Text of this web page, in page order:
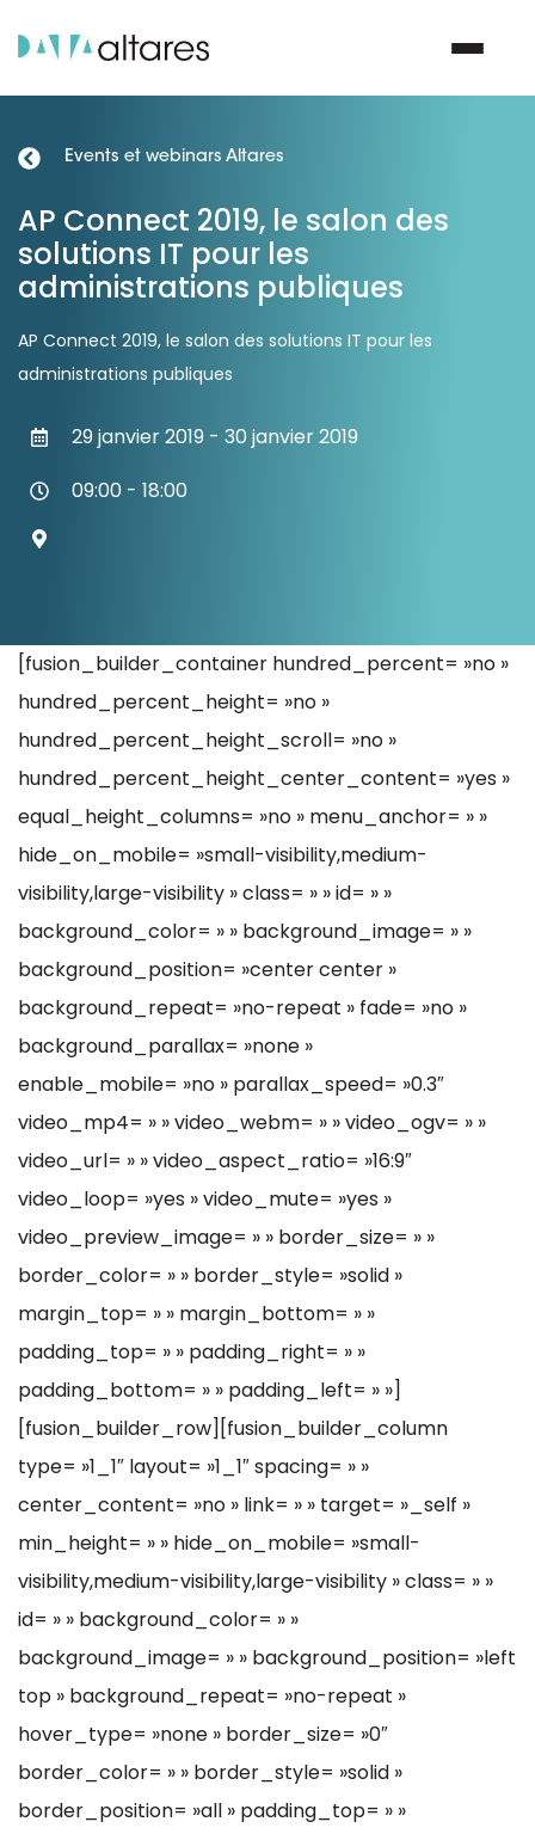
Vos enjeux
Notre groupe
Events et webinars Altares
AP Connect 2019, le salon des
solutions IT pour les
administrations publiques
AP Connect 2019, le salon des solutions IT pour les
administrations publiques
29 janvier 2019 - 30 janvier 2019
09:00 - 18:00
[fusion_builder_container hundred_percent= »no »
hundred_percent_height= »no »
hundred_percent_height_scroll= »no »
hundred_percent_height_center_content= »yes »
equal_height_columns= »no » menu_anchor= » »
hide_on_mobile= »small-visibility,medium-
visibility,large-visibility » class= » » id= » »
background_color= » » background_image= » »
background_position= »center center »
background_repeat= »no-repeat » fade= »no »
background_parallax= »none »
enable_mobile= »no » parallax_speed= »0.3″
video_mp4= » » video_webm= » » video_ogv= » »
video_url= » » video_aspect_ratio= »16:9″
video_loop= »yes » video_mute= »yes »
video_preview_image= » » border_size= » »
border_color= » » border_style= »solid »
margin_top= » » margin_bottom= » »
padding_top= » » padding_right= » »
padding_bottom= » » padding_left= » »]
[fusion_builder_row][fusion_builder_column
type= »1_1″ layout= »1_1″ spacing= » »
center_content= »no » link= » » target= »_self »
min_height= » » hide_on_mobile= »small-
visibility,medium-visibility,large-visibility » class= » »
id= » » background_color= » »
background_image= » » background_position= »left
top » background_repeat= »no-repeat »
hover_type= »none » border_size= »0″
border_color= » » border_style= »solid »
border_position= »all » padding_top= » »